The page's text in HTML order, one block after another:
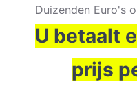
Duizenden Euro's
U betaalt
prijs